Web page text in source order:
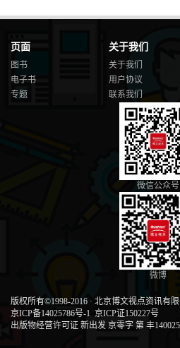
页面
图书
电子书
专题
关于我们
关于我们
用户协议
联系我们
微信公众号
微博
版权所有©1998-2016 · 北京博文视点资讯有限
京ICP备14025786号-1 京ICP证150227号
出版物经营许可证 新出发 京零字 第 丰